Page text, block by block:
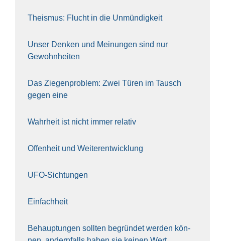
The­is­mus: Flucht in die Unmün­dig­keit
Unser Den­ken und Mei­nun­gen sind nur
Gewohn­hei­ten
Das Zie­gen­pro­blem: Zwei Türen im Tausch
gegen eine
Wahr­heit ist nicht immer rela­tiv
Offen­heit und Wei­ter­ent­wick­lung
UFO-Sich­tun­gen
Ein­fach­heit
Behaup­tun­gen soll­ten begrün­det wer­den kön­